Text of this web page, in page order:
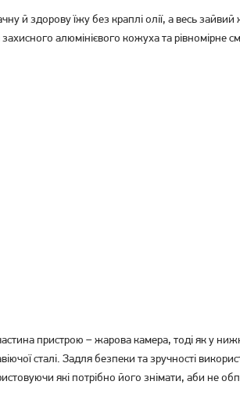
Гриль Holmer HCG-160
1 429грн
Гриль
2 419
й здорову їжу без краплі олії, а весь
алюмінієвого кожуха та
пристрою – жарова камера, тоді як у
сталі. Задля безпеки та зручності
які потрібно його знімати, аби не